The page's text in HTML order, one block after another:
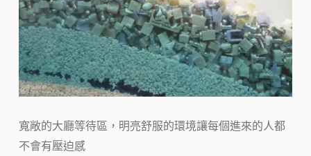
寬敞的大廳等待區，明亮舒服的環境讓每個進來的人都
不會有壓迫感